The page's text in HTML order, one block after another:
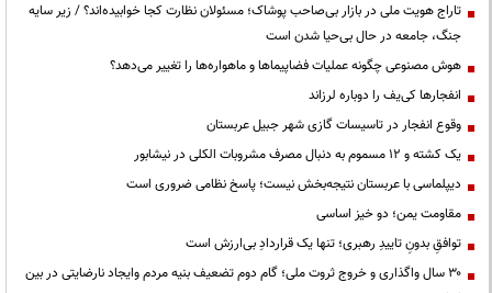
تاراج هویت ملی در بازار بی‌صاحب پوشاک؛ مسئولان نظارت کجا خوابیده‌اند؟ / زیر سایه
جنگ، جامعه در حال بی‌حیا شدن است
هوش مصنوعی چگونه عملیات فضاپیماها و ماهواره‌ها را تغییر می‌دهد؟
انفجارها کی‌یف را دوباره لرزاند
وقوع انفجار در تاسیسات گازی شهر جبیل عربستان
یک کشته و ۱۲ مسموم به دنبال مصرف مشروبات الکلی در نیشابور
دیپلماسی با عربستان نتیجه‌بخش نیست؛ پاسخ نظامی ضروری است
مقاومت یمن؛ دو خیز اساسی
توافقِ بدونِ تاییدِ رهبری؛ تنها یک قراردادِ بی‌ارزش است
۳۰ سال واگذاری و خروج ثروت ملی؛ گام دوم تضعیف بنیه مردم وایجاد نارضایتی در بین